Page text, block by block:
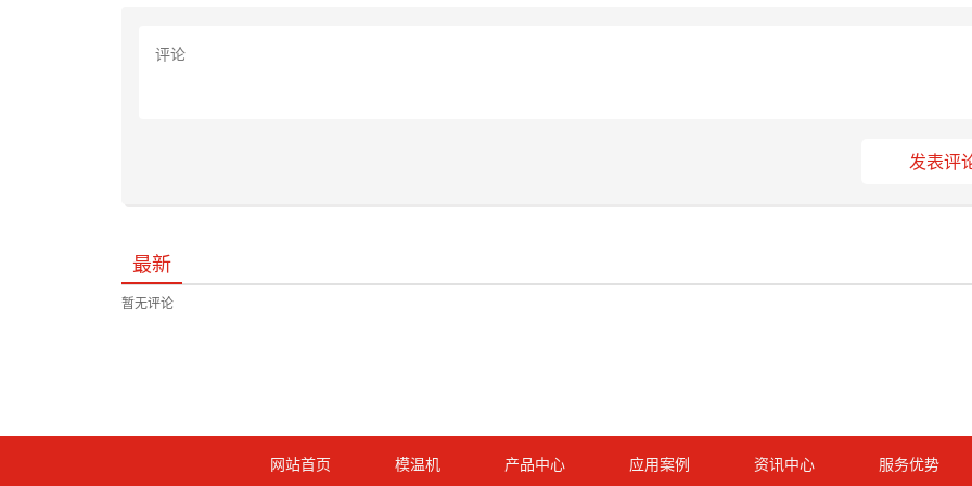
发表评
最新
暂无评论
网站首页 模温机 产品中心 应用案例 资讯中心 服务优势